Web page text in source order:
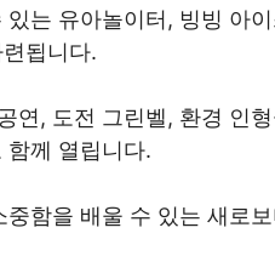
는 유아놀이터, 빙빙 아
됩니다.
연, 도전 그린벨, 환경 인
함께 열립니다.
함을 배울 수 있는 새로보